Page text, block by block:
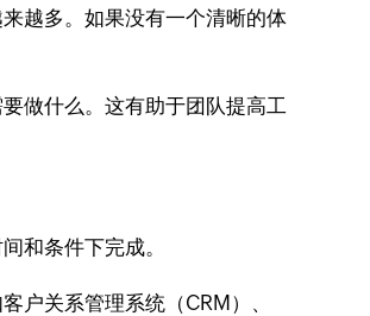
越多。如果没有一个清晰的体
做什么。这有助于团队提高工
和条件下完成。
户关系管理系统（CRM）、